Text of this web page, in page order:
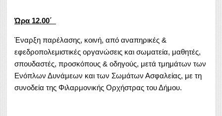
Ώρα 12.00΄
Έναρξη παρέλασης, κοινή, από αναπηρικές &
εφεδροπολεμιστικές οργανώσεις και σωματεία, μαθητές,
σπουδαστές, προσκόπους & οδηγούς, μετά τμημάτων των
Ενόπλων Δυνάμεων και των Σωμάτων Ασφαλείας, με τη
συνοδεία της Φιλαρμονικής Ορχήστρας του Δήμου.